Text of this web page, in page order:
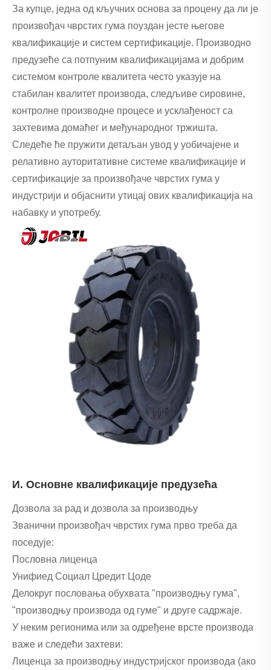
За купце, једна од кључних основа за процену да ли је
произвођач чврстих гума поуздан јесте његове
квалификације и систем сертификације. Производно
предузеће са потпуним квалификацијама и добрим
системом контроле квалитета често указује на
стабилан квалитет производа, следљиве сировине,
контролне производне процесе и усклађеност са
захтевима домаћег и међународног тржишта.
Следеће ће пружити детаљан увод у уобичајене и
релативно ауторитативне системе квалификације и
сертификације за произвођаче чврстих гума у ​​
индустрији и објаснити утицај ових квалификација на
набавку и употребу.
И. Основне квалификације предузећа
Дозвола за рад и дозвола за производњу
Званични произвођач чврстих гума прво треба да
поседује:
Пословна лиценца
Унифиед Социал Цредит Цоде
Делокруг пословања обухвата "производњу гума",
"производњу производа од гуме" и друге садржаје.
У неким регионима или за одређене врсте производа
важе и следећи захтеви:
Лиценца за производњу индустријског производа (ако